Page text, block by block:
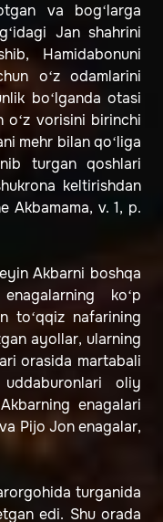
va bog‘larga
Jan shahrini
Hamidabonuni
o‘z odamlarini
bo‘lganda otasi
o‘z vorisini birinchi
mehr bilan qo‘liga
turgan qoshlari
keltirishdan
Akbamama, v. 1, p.
Akbarni boshqa
ko‘p
to‘qqiz nafarining
ayollar, ularning
orasida martabali
oliy
enagalari
Pijo Jon enagalar,
turganida
edi. Shu orada